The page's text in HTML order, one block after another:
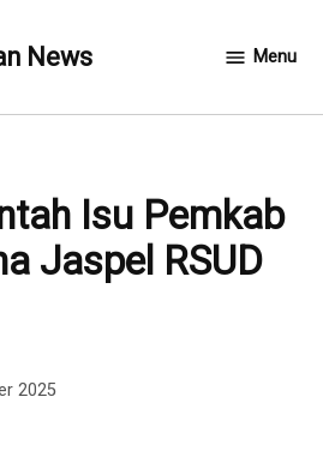
News Menu
Isu Pemkab
Jaspel RSUD
2025